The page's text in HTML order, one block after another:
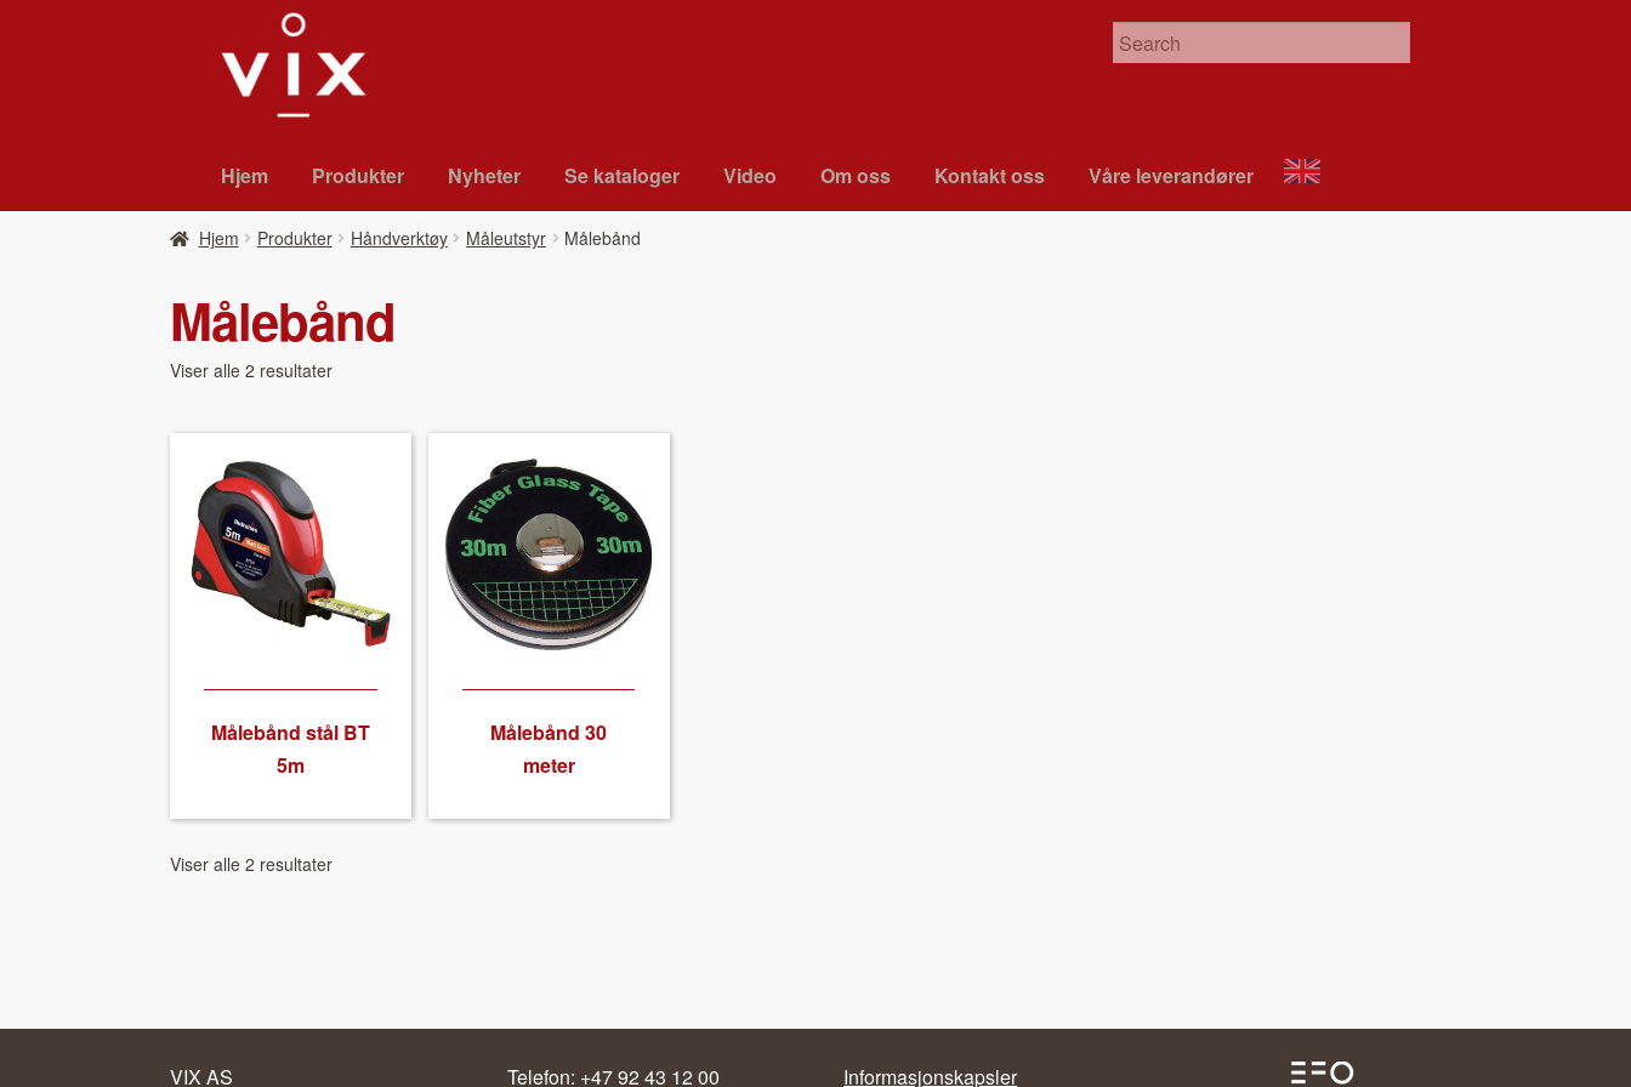
til
navigasjon
til
innhold
Hjem Pro­duk­ter Nyheter Se kat­a­loger Video Om oss Kon­takt oss Våre leverandør­er
About
VIX
Hjem Pro­duk­ter Håndverktøy Måleutstyr Målebånd
Målebånd
Viser alle 2 resultater
Måle­bånd stål BT
5m
Måle­bånd 30
meter
Viser alle 2 resultater
VIX AS Telefon: +47 92 43 12 00 Informasjonskapsler